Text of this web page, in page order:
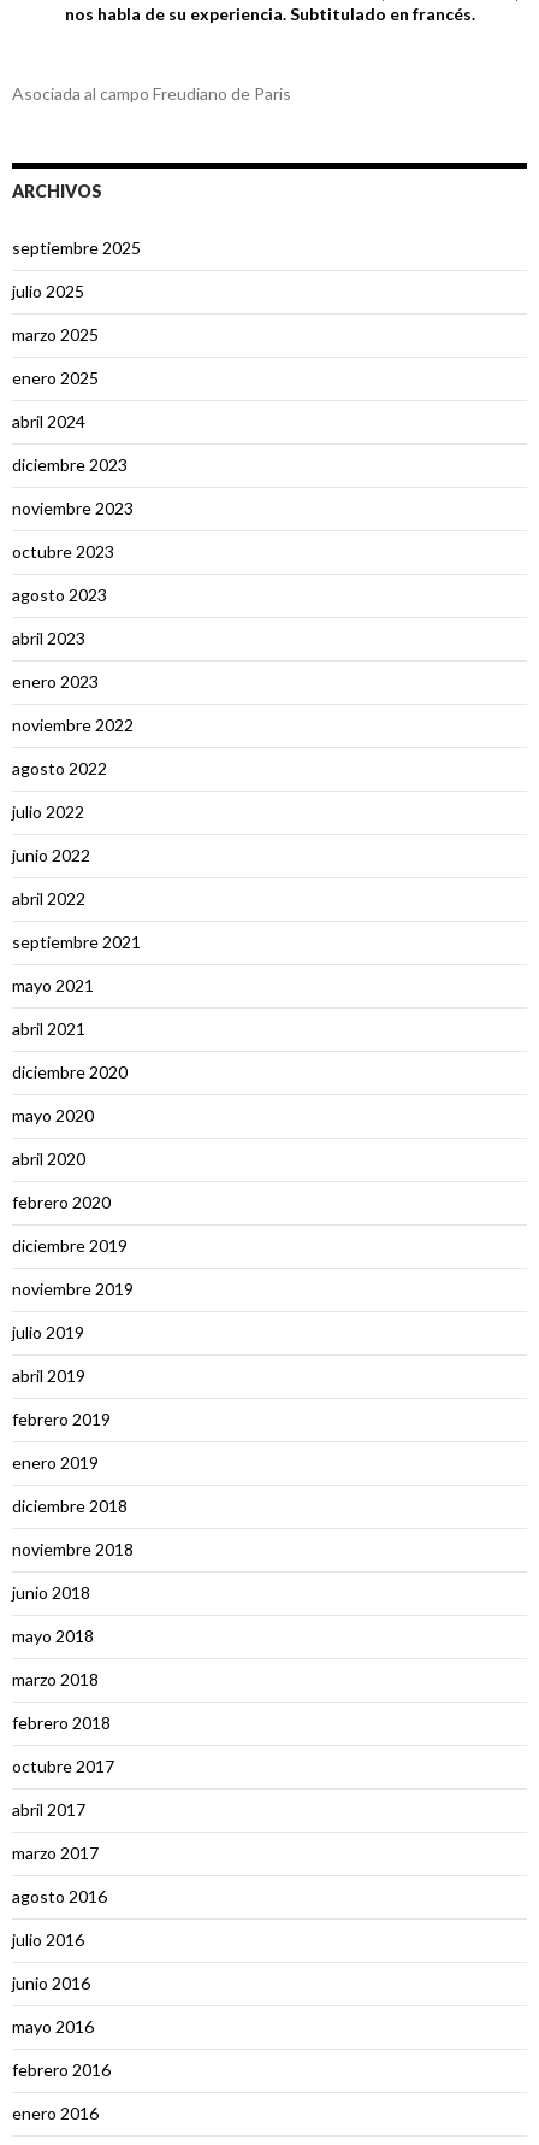
nos habla de su experiencia. Subtitulado en francés.
Asociada al campo Freudiano de Paris
ARCHIVOS
septiembre 2025
julio 2025
marzo 2025
enero 2025
abril 2024
diciembre 2023
noviembre 2023
octubre 2023
agosto 2023
abril 2023
enero 2023
noviembre 2022
agosto 2022
julio 2022
junio 2022
abril 2022
septiembre 2021
mayo 2021
abril 2021
diciembre 2020
mayo 2020
abril 2020
febrero 2020
diciembre 2019
noviembre 2019
julio 2019
abril 2019
febrero 2019
enero 2019
diciembre 2018
noviembre 2018
junio 2018
mayo 2018
marzo 2018
febrero 2018
octubre 2017
abril 2017
marzo 2017
agosto 2016
julio 2016
junio 2016
mayo 2016
febrero 2016
enero 2016